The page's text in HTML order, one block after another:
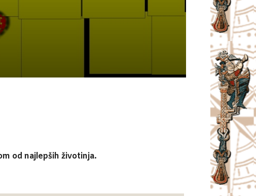
od najlepših životinja.